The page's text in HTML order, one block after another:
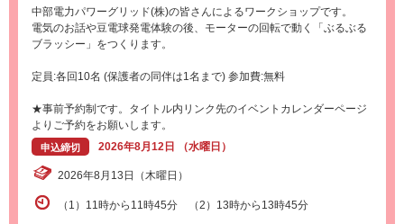
中部電力パワーグリッド(株)の皆さんによるワークショップです。
電気のお話や豆電球発電体験の後、モーターの回転で動く「ぶるぶる
ブラッシー」をつくります。
定員:各回10名 (保護者の同伴は1名まで) 参加費:無料
★事前予約制です。タイトル内リンク先のイベントカレンダーページ
よりご予約をお願いします。
申込締切 2026年8月12日 （水曜日）
2026年8月13日（木曜日）
（1）11時から11時45分 （2）13時から13時45分